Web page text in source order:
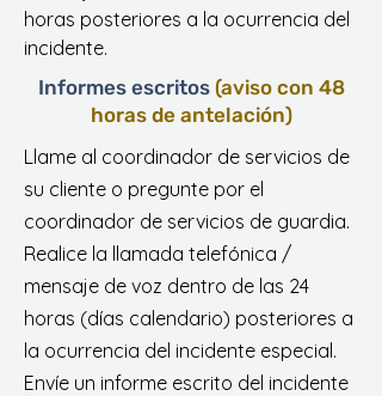
horas posteriores a la ocurrencia del
incidente.
Informes escritos (aviso con 48
horas de antelación)
Llame al coordinador de servicios de
su cliente o pregunte por el
coordinador de servicios de guardia.
Realice la llamada telefónica /
mensaje de voz dentro de las 24
horas (días calendario) posteriores a
la ocurrencia del incidente especial.
Envíe un informe escrito del incidente